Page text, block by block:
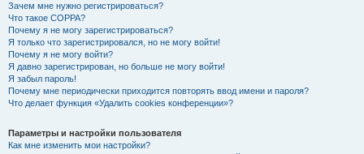
Зачем мне нужно регистрироваться?
Что такое COPPA?
Почему я не могу зарегистрироваться?
Я только что зарегистрировался, но не могу войти!
Почему я не могу войти?
Я давно зарегистрирован, но больше не могу войти!
Я забыл пароль!
Почему мне периодически приходится повторять ввод имени и пароля?
Что делает функция «Удалить cookies конференции»?
Параметры и настройки пользователя
Как мне изменить мои настройки?